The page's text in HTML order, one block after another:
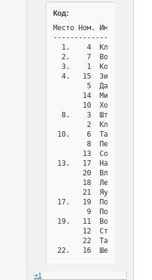
Код:
Место Ном. Имя
1.    4  Климентов
2.    7  Волович
3.    1  Костин
4.   15  Зисин Олег
5  Давиденко
14  Михненко
10  Холодов
8.    3  Штыка
2  Климентов
10.    6
8  Пенкин
13  Соколовский
13.   17  Насрудинов
20  Власова
18  Леун Виктор
21  Яуров Егор
17.   19  Попов
9  Полянский
19.   11  Володин
12  Степанищев
22  Татаринцев
+1